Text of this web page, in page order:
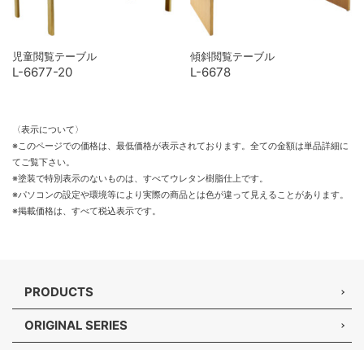
児童閲覧テーブル
L-6677-20
傾斜閲覧テーブル
L-6678
〈表示について〉
※このページでの価格は、最低価格が表示されております。全ての金額は単品詳細に
てご覧下さい。
※塗装で特別表示のないものは、すべてウレタン樹脂仕上です。
※パソコンの設定や環境等により実際の商品とは色が違って見えることがあります。
※掲載価格は、すべて税込表示です。
PRODUCTS
ORIGINAL SERIES